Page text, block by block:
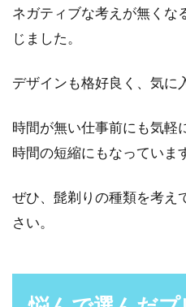
ネガティブな考えが無くな
じました。
デザインも格好良く、気に
時間が無い仕事前にも気軽
時間の短縮にもなっていま
ぜひ、髭剃りの種類を考え
さい。